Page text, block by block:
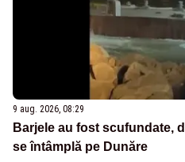
9 aug. 2026, 08:29
Barjele au fost scufundate,
se întâmplă pe Dunăre